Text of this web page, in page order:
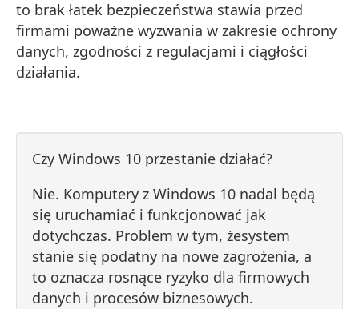
to brak łatek bezpieczeństwa stawia przed
firmami poważne wyzwania w zakresie ochrony
danych, zgodności z regulacjami i ciągłości
działania.
Czy Windows 10 przestanie działać?
Nie. Komputery z Windows 10 nadal będą
się uruchamiać i funkcjonować jak
dotychczas. Problem w tym, żesystem
stanie się podatny na nowe zagrożenia, a
to oznacza rosnące ryzyko dla firmowych
danych i procesów biznesowych.